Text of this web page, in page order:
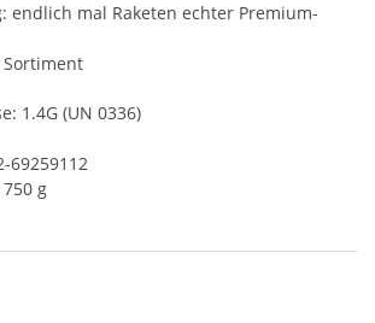
endlich mal Raketen echter Premium-
1.4G (UN 0336)
69259112
g